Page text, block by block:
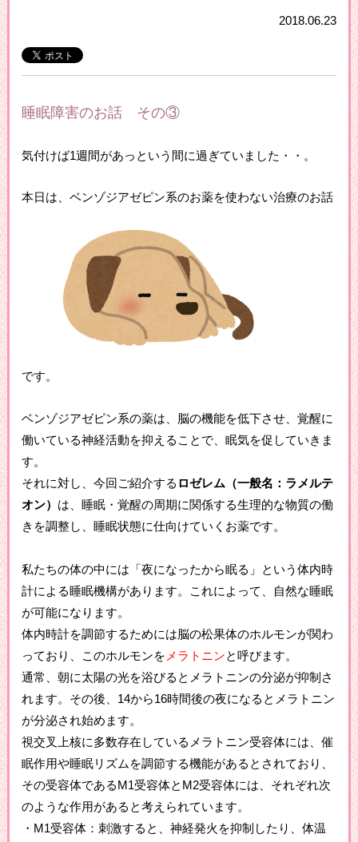
2018.06.23
睡眠障害のお話 その③
気付けば1週間があっという間に過ぎていました・・。
本日は、ベンゾジアゼピン系のお薬を使わない治療のお話
です。
ベンゾジアゼピン系の薬は、脳の機能を低下させ、覚醒に
働いている神経活動を抑えることで、眠気を促していきま
す。
それに対し、今回ご紹介する ロゼレム（一般名：ラメルテ
オン） は、睡眠・覚醒の周期に関係する生理的な物質の働
きを調整し、睡眠状態に仕向けていくお薬です。
私たちの体の中には「夜になったから眠る」という体内時
計による睡眠機構があります。これによって、自然な睡眠
が可能になります。
体内時計を調節するためには脳の松果体のホルモンが関わ
っており、このホルモンを メラトニンと呼びます。
通常、朝に太陽の光を浴びるとメラトニンの分泌が抑制さ
れます。その後、14から16時間後の夜になるとメラトニン
が分泌され始めます。
視交叉上核に多数存在しているメラトニン受容体には、催
眠作用や睡眠リズムを調節する機能があるとされており、
その受容体であるM1受容体とM2受容体には、それぞれ次
のような作用があると考えられています。
・M1受容体：刺激すると、神経発火を抑制したり、体温